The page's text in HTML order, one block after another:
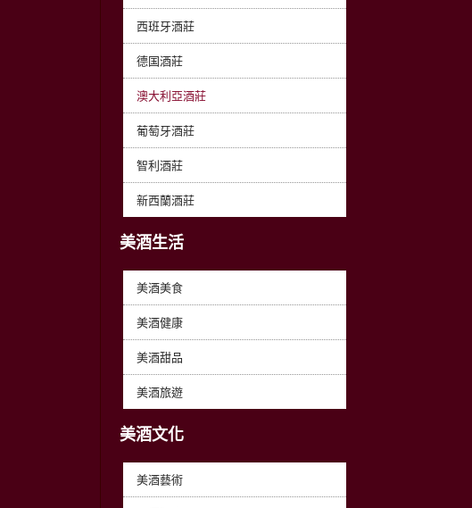
西班牙酒莊
德国酒莊
澳大利亞酒莊
葡萄牙酒莊
智利酒莊
新西蘭酒莊
美酒生活
美酒美食
美酒健康
美酒甜品
美酒旅遊
美酒文化
美酒藝術